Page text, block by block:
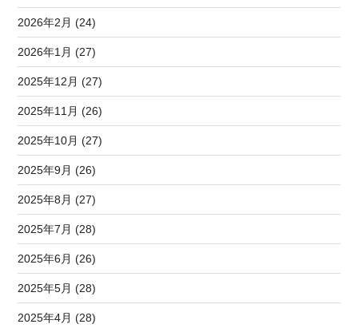
2026年2月 (24)
2026年1月 (27)
2025年12月 (27)
2025年11月 (26)
2025年10月 (27)
2025年9月 (26)
2025年8月 (27)
2025年7月 (28)
2025年6月 (26)
2025年5月 (28)
2025年4月 (28)